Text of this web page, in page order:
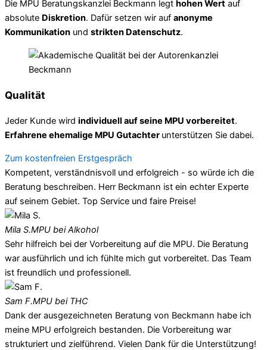
Die MPU Beratungskanzlei Beckmann legt hohen Wert auf
absolute Diskretion. Dafür setzen wir auf anonyme
Kommunikation und strikten Datenschutz.
Qualität
Jeder Kunde wird individuell auf seine MPU vorbereitet.
Erfahrene ehemalige MPU Gutachter unterstützen Sie dabei.
Zum kostenfreien Erstgespräch
Kompetent, verständnisvoll und erfolgreich - so würde ich die
Beratung beschreiben. Herr Beckmann ist ein echter Experte
auf seinem Gebiet. Top Service und faire Preise!
Mila S.MPU bei Alkohol
Sehr hilfreich bei der Vorbereitung auf die MPU. Die Beratung
war ausführlich und ich fühlte mich gut vorbereitet. Das Team
ist freundlich und professionell.
Sam F.MPU bei THC
Dank der ausgezeichneten Beratung von Beckmann habe ich
meine MPU erfolgreich bestanden. Die Vorbereitung war
strukturiert und zielführend. Vielen Dank für die Unterstützung!